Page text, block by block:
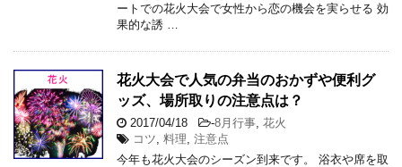
ートでの花火大会で女性から恋の機会を実らせる 効
果的な誘 …
花火大会で人気の弁当のおかずや便利グ
ッズ、場所取りの注意点は？
2017/04/18 -8月行事 花火
コツ 料理 注意点
今年も花火大会のシーズン到来です。 浴衣や席を取